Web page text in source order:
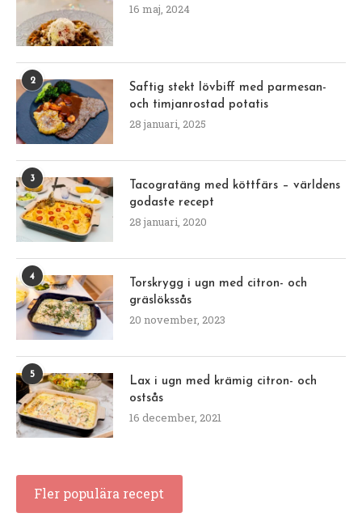
16 maj, 2024
2
Saftig stekt lövbiff med parmesan-
och timjanrostad potatis
28 januari, 2025
3
Tacogratäng med köttfärs – världens
godaste recept
28 januari, 2020
4
Torskrygg i ugn med citron- och
gräslökssås
20 november, 2023
5
Lax i ugn med krämig citron- och
ostsås
16 december, 2021
Fler populära recept